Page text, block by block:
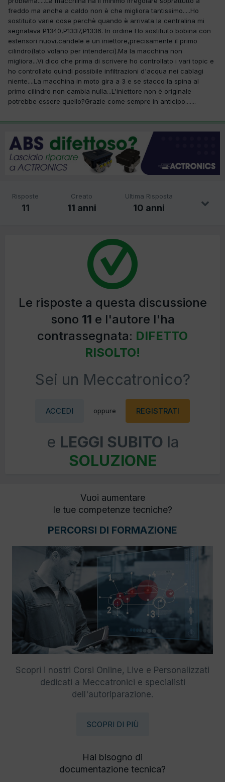
freddo ma anche a caldo non è che migliora tantissimo.....Ho
sostituito varie cose perchè quando è arrivata la centralina mi
segnalava P1340,P1337,P1336. In ordine Ho sostituito bobina con
estensori nuovi,candele e un iniettore,precisamente il primo
cilindro(lato volano per intenderci).Ma la macchina non
migliora...Vi dico che prima di scrivere ho controllato i vari topic e
ho controllato quindi possibile infiltrazioni d'acqua nei cablagi
niente....La macchina in moto gira a 3 e se stacco la spina al
primo cilindro non cambia nulla...L'iniettore non è originale
potrebbe essere quello?Grazie come sempre in anticipo.......
Risposte
11
Creato
11 anni
Ultima Risposta
10 anni
Le risposte a questa discussione
sono 11 e l'autore l'ha
contrassegnata: DIFETTO
RISOLTO!
Sei un Meccatronico?
ACCEDI oppure REGISTRATI
e LEGGI SUBITO la
SOLUZIONE
Vuoi aumentare
le tue competenze tecniche?
PERCORSI DI FORMAZIONE
Scopri i nostri Corsi Online, Live e Personalizzati
dedicati a Meccatronici e specialisti
dell'autoriparazione.
SCOPRI DI PIÙ
Hai bisogno di
documentazione tecnica?